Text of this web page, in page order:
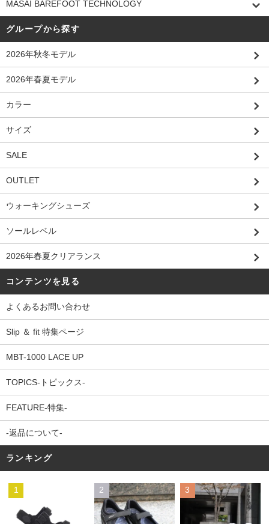
MASAI BAREFOOT TECHNOLOGY
グループから探す
2026年秋冬モデル
2026年春夏モデル
カラー
サイズ
SALE
OUTLET
ウォーキングシューズ
ソールレベル
2026年春夏クリアランス
コンテンツを見る
よくあるお問い合わせ
Slip ＆ fit 特集ページ
MBT-1000 LACE UP
TOPICS-トピックス-
FEATURE-特集-
-返品について-
ランキング
1 2 3